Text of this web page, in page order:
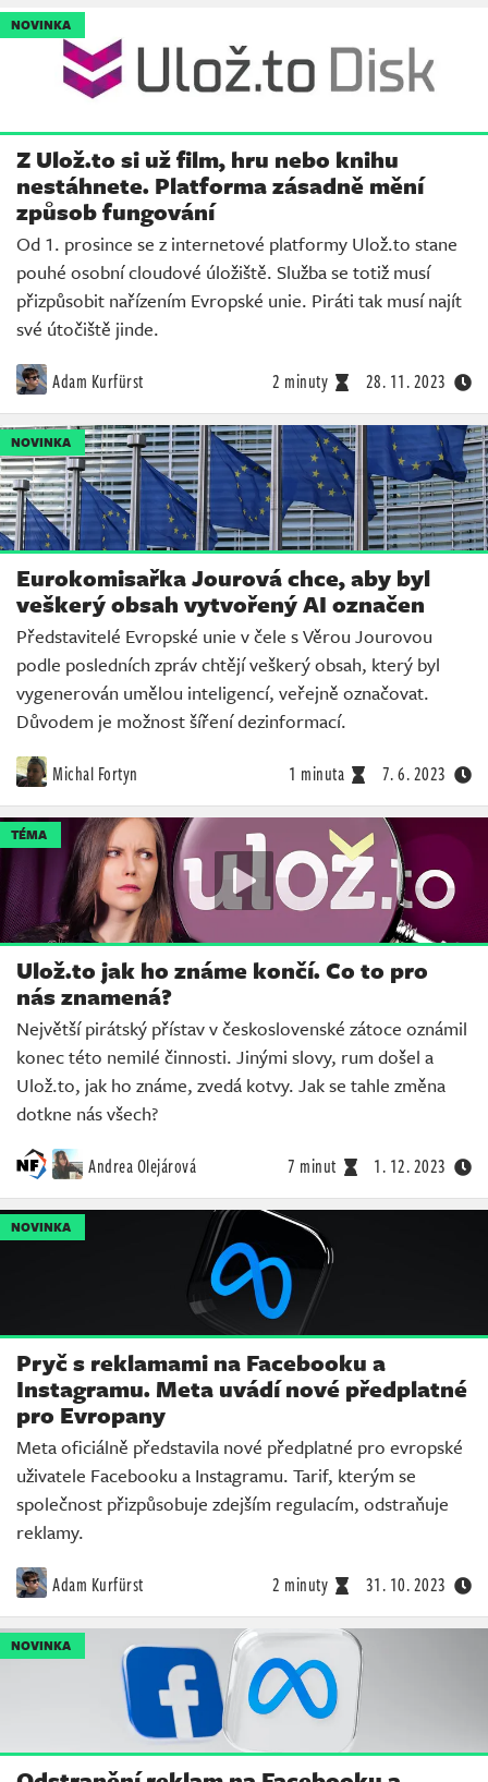
NOVINKA
Z Ulož.to si už film, hru nebo knihu
nestáhnete. Platforma zásadně mění
způsob fungování
Od 1. prosince se z internetové platformy Ulož.to stane
pouhé osobní cloudové úložiště. Služba se totiž musí
přizpůsobit nařízením Evropské unie. Piráti tak musí najít
své útočiště jinde.
Adam Kurfürst 2 minuty 28. 11. 2023
NOVINKA
Eurokomisařka Jourová chce, aby byl
veškerý obsah vytvořený AI označen
Představitelé Evropské unie v čele s Věrou Jourovou
podle posledních zpráv chtějí veškerý obsah, který byl
vygenerován umělou inteligencí, veřejně označovat.
Důvodem je možnost šíření dezinformací.
Michal Fortyn 1 minuta 7. 6. 2023
TÉMA
Ulož.to jak ho známe končí. Co to pro
nás znamená?
Největší pirátský přístav v československé zátoce oznámil
konec této nemilé činnosti. Jinými slovy, rum došel a
Ulož.to, jak ho známe, zvedá kotvy. Jak se tahle změna
dotkne nás všech?
Andrea Olejárová 7 minut 1. 12. 2023
NOVINKA
Pryč s reklamami na Facebooku a
Instagramu. Meta uvádí nové předplatné
pro Evropany
Meta oficiálně představila nové předplatné pro evropské
uživatele Facebooku a Instagramu. Tarif, kterým se
společnost přizpůsobuje zdejším regulacím, odstraňuje
reklamy.
Adam Kurfürst 2 minuty 31. 10. 2023
NOVINKA